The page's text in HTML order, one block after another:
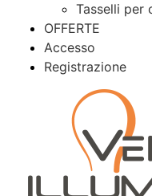
Tasselli per
OFFERTE
Accesso
Registrazione